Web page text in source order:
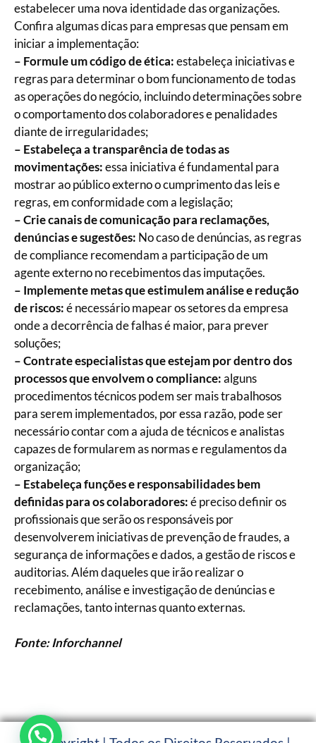
estabelecer uma nova identidade das organizações.
Confira algumas dicas para empresas que pensam em
iniciar a implementação:
– Formule um código de ética:estabeleça iniciativas e
regras para determinar o bom funcionamento de todas
as operações do negócio, incluindo determinações sobre
o comportamento dos colaboradores e penalidades
diante de irregularidades;
– Estabeleça a transparência de todas as
movimentações:essa iniciativa é fundamental para
mostrar ao público externo o cumprimento das leis e
regras, em conformidade com a legislação;
– Crie canais de comunicação para reclamações,
denúncias e sugestões: No caso de denúncias, as regras
de compliance recomendam a participação de um
agente externo no recebimentos das imputações.
– Implemente metas que estimulem análise e redução
de riscos:é necessário mapear os setores da empresa
onde a decorrência de falhas é maior, para prever
soluções;
– Contrate especialistas que estejam por dentro dos
processos que envolvem o compliance:alguns
procedimentos técnicos podem ser mais trabalhosos
para serem implementados, por essa razão, pode ser
necessário contar com a ajuda de técnicos e analistas
capazes de formularem as normas e regulamentos da
organização;
– Estabeleça funções e responsabilidades bem
definidas para os colaboradores:é preciso definir os
profissionais que serão os responsáveis por
desenvolverem iniciativas de prevenção de fraudes, a
segurança de informações e dados, a gestão de riscos e
auditorias. Além daqueles que irão realizar o
recebimento, análise e investigação de denúncias e
reclamações, tanto internas quanto externas.
Fonte: Inforchannel